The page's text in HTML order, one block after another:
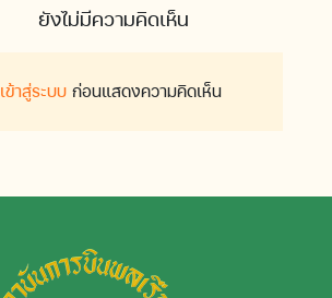
ยังไม่มีความคิดเห็น
เข้าสู่ระบบ ก่อนแสดงความคิดเห็น